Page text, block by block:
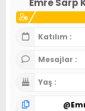
Emre Sarp
Katılım
Mesajlar
Yaş
@